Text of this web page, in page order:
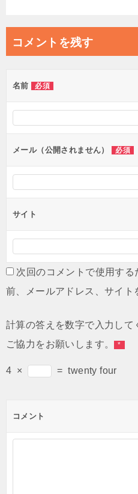
コメントを残す
名前 必須
メール（公開されません） 必須
サイト
次回のコメントで使用す
前、メールアドレス、サイト
計算の答えを数字で入力し
ご協力をお願いします。 *
4 × = twenty four
コメント